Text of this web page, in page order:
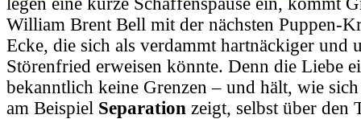
William Brent Bell mit der nächsten Puppen-
Ecke, die sich als verdammt hartnäckiger und
Störenfried erweisen könnte. Denn die Liebe
bekanntlich keine Grenzen – und hält, wie
am Beispiel Separation zeigt, selbst über den